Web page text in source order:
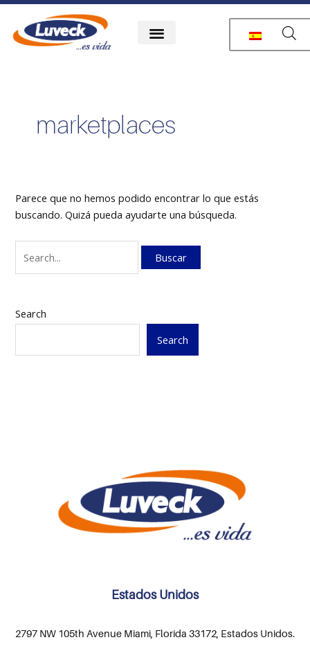
Ir
contenido
marketplaces
Parece que no hemos podido encontrar lo que estás
buscando. Quizá pueda ayudarte una búsqueda.
Buscar
por:
Search
Search
Estados Unidos
2797 NW 105th Avenue Miami, Florida 33172, Estados Unidos.